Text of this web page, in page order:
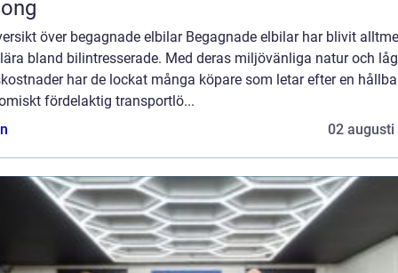
över begagnade elbilar Begagnade elbilar har blivit
bland bilintresserade. Med deras miljövänliga natur och
har de lockat många köpare som letar efter en
fördelaktig transportlö...
02 augusti